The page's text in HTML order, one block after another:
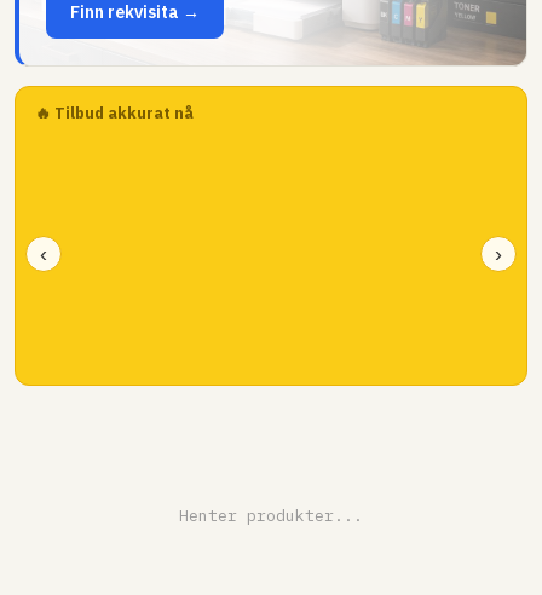
Finn rekvisita →
🔥 Tilbud akkurat nå
‹ ›
Henter produkter...